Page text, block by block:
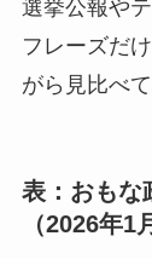
選挙公報や
フレーズだ
がら見比べ
表：おもな
（2026年1